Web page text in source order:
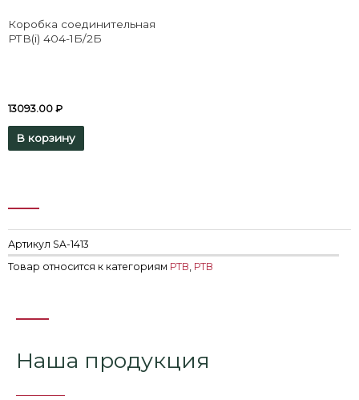
Коробка соединительная
РТВ(i) 404-1Б/2Б
13093.00 ₽
В корзину
Артикул SA-1413
Товар относится к категориям РТВ РТВ
Наша продукция